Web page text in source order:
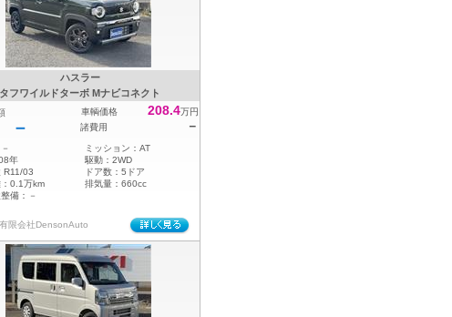
ハスラー
タフワイルドターボ Mナビコネクト
－
車輌価格 208.4万円
諸費用
－
－ ミッション： AT
年 駆動： 2WD
R11/03 ドア数： 5ドア
0.1万km 排気量： 660cc
備：
－
限会社DensonAuto